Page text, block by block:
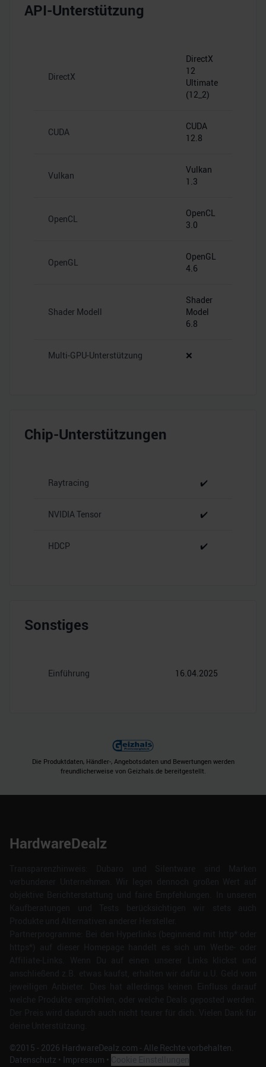
API-Unterstützung
DirectX
DirectX
12
Ultimate
(12_2)
CUDA
CUDA
12.8
Vulkan
Vulkan
1.3
OpenCL
OpenCL
3.0
OpenGL
OpenGL
4.6
Shader Modell
Shader
Model
6.8
Multi-GPU-Unterstützung ❌
Chip-Unterstützungen
Raytracing ✔️
NVIDIA Tensor ✔️
HDCP ✔️
Sonstiges
Einführung 16.04.2025
Die Produktdaten, Händler-, Angebotsdaten und Bewertungen werden
freundlicherweise von Geizhals.de bereitgestellt.
HardwareDealz
©2015 - 2026 HardwareDealz.com - Alle Rechte vorbehalten.
Datenschutz • Impressum •